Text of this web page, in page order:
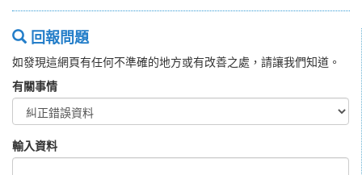
回報問題
如發現這網頁有任何不準確的地方或有改善之處，請讓我們知道。
有關事情
輸入資料